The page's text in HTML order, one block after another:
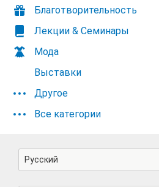
Благотворительность
Лекции & Семинары
Мода
Выставки
Другое
Все категории
Русский